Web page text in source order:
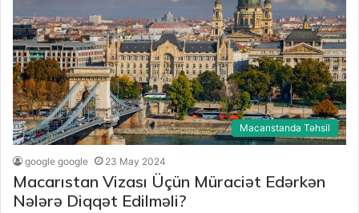
Macarıstanda Təhsil
google google 23 May 2024
Macarıstan Vizası Üçün Müraciət Edərkən
Nələrə Diqqət Edilməli?